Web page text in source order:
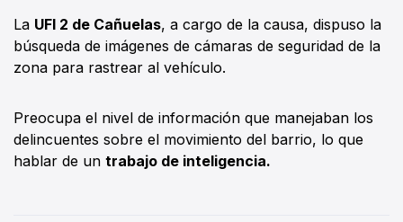
La UFI 2 de Cañuelas, a cargo de la causa, dispuso la
búsqueda de imágenes de cámaras de seguridad de la
zona para rastrear al vehículo.
Preocupa el nivel de información que manejaban los
delincuentes sobre el movimiento del barrio, lo que
hablar de un trabajo de inteligencia.